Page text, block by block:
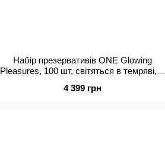
Набір презервативів ONE Glowing
Pleasures, 100 шт, світяться в темряві, зі
4 399 грн